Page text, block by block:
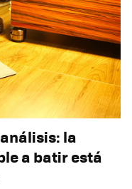
la
a batir está